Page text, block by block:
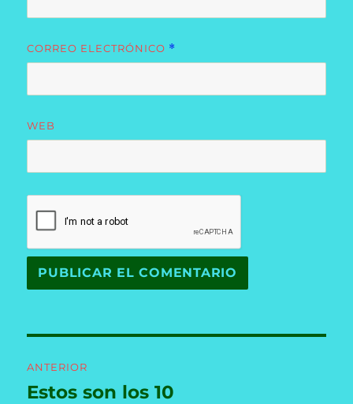
CORREO ELECTRÓNICO *
WEB
de
ANTERIOR
Entrada
Estos son los 10